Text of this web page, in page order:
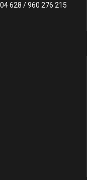
628 / 960 276 215